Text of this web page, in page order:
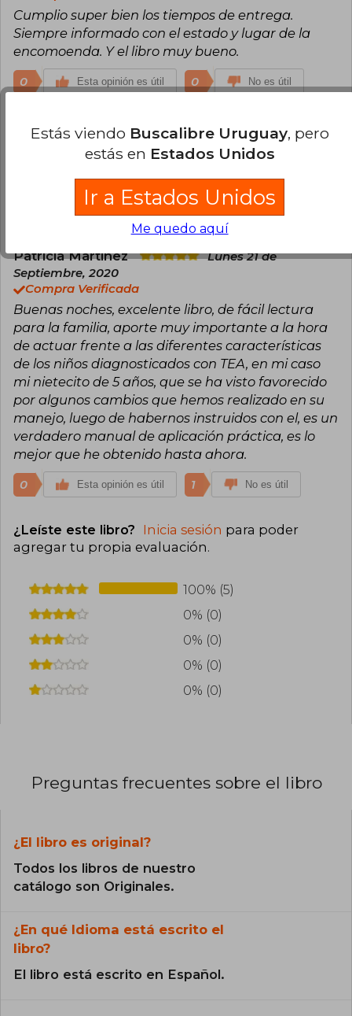
Cumplio super bien los tiempos de entrega.
Siempre informado con el estado y lugar de la
encomoenda. Y el libro muy bueno.
0 Esta opinión es útil 0 No es útil
Patricia Cortes
Jueves 25 de Mayo,
Compra Verificada
A mi hijo le gustaron
Patricia Martinez
Lunes 21 de
Septiembre, 2020
Compra Verificada
Buenas noches, excelente libro, de fácil lectura
para la familia, aporte muy importante a la hora
de actuar frente a las diferentes características
de los niños diagnosticados con TEA, en mi caso
mi nietecito de 5 años, que se ha visto favorecido
por algunos cambios que hemos realizado en su
manejo, luego de habernos instruidos con el, es un
verdadero manual de aplicación práctica, es lo
mejor que he obtenido hasta ahora.
0 Esta opinión es útil 1 No es útil
¿Leíste este libro? Inicia sesión para poder
agregar tu propia evaluación.
100% (5)
0% (0)
0% (0)
0% (0)
0% (0)
Preguntas frecuentes sobre el libro
¿El libro es original?
Todos los libros de nuestro
catálogo son Originales.
¿En qué Idioma está escrito el
libro?
El libro está escrito en Español.
Estás viendo Buscalibre Uruguay, pero
estás en Estados Unidos
Ir a Estados Unidos
Me quedo aquí